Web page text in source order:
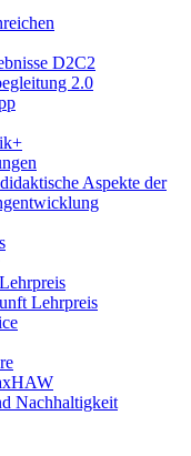
D2C2
2.0
Aspekte der
Lehrpreis
Nachhaltigkeit